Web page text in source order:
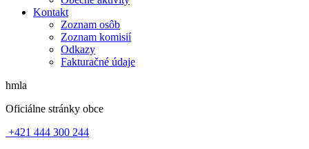
Kontakt
Zoznam osôb
Zoznam komisií
Odkazy
Fakturačné údaje
hmla
Oficiálne stránky obce
+421 444 300 244